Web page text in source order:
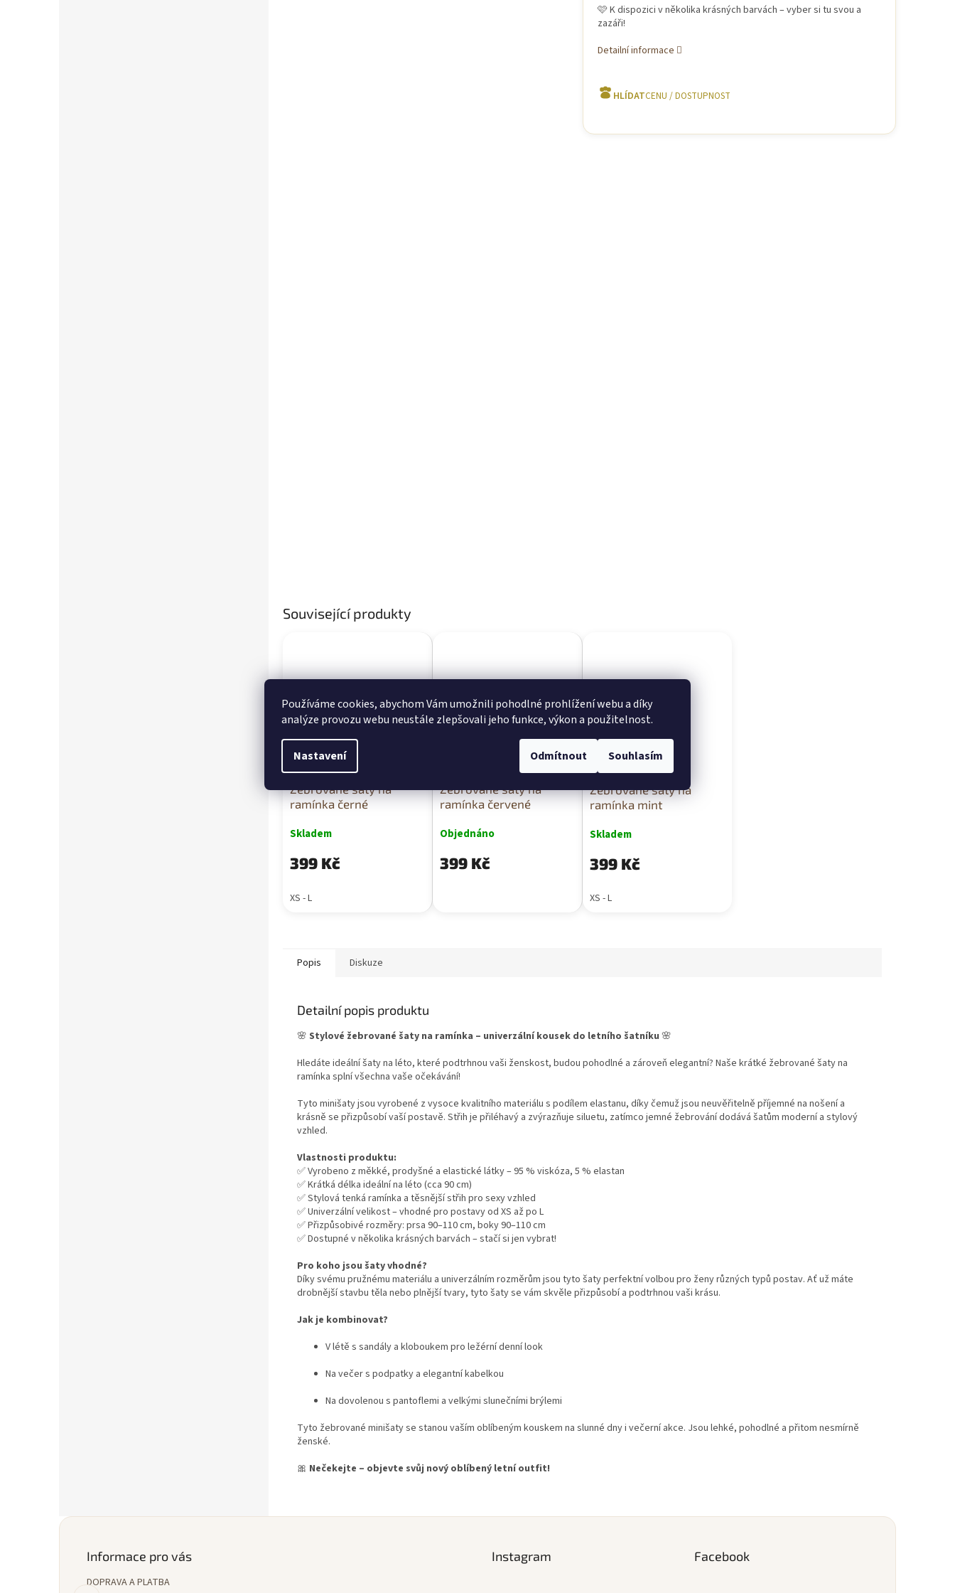
Používáme cookies, abychom Vám umožnili pohodlné prohlížení webu a díky
analýze provozu webu neustále zlepšovali jeho funkce, výkon a použitelnost.
Nastavení Odmítnout Souhlasím
🩷 K dispozici v několika krásných barvách – vyber si tu svou a
zazáři!
Detailní informace
HLÍDAT
Související produkty
Žebrované šaty na
ramínka černé
Skladem
399 Kč
XS - L
Žebrované šaty na
ramínka červené
Objednáno
399 Kč
Žebrované šaty na
ramínka mint
Skladem
399 Kč
XS - L
Popis Diskuze
Detailní popis produktu
🌸 Stylové žebrované šaty na ramínka – univerzální kousek do letního šatníku 🌸
Hledáte ideální šaty na léto, které podtrhnou vaši ženskost, budou pohodlné a zároveň elegantní? Naše krátké žebrované šaty na
ramínka splní všechna vaše očekávání!
Tyto minišaty jsou vyrobené z vysoce kvalitního materiálu s podílem elastanu, díky čemuž jsou neuvěřitelně příjemné na nošení a
krásně se přizpůsobí vaší postavě. Střih je přiléhavý a zvýrazňuje siluetu, zatímco jemné žebrování dodává šatům moderní a stylový
vzhled.
Vlastnosti produktu:
✅ Vyrobeno z měkké, prodyšné a elastické látky – 95 % viskóza, 5 % elastan
✅ Krátká délka ideální na léto (cca 90 cm)
✅ Stylová tenká ramínka a těsnější střih pro sexy vzhled
✅ Univerzální velikost – vhodné pro postavy od XS až po L
✅ Přizpůsobivé rozměry: prsa 90–110 cm, boky 90–110 cm
✅ Dostupné v několika krásných barvách – stačí si jen vybrat!
Pro koho jsou šaty vhodné?
Díky svému pružnému materiálu a univerzálním rozměrům jsou tyto šaty perfektní volbou pro ženy různých typů postav. Ať už máte
drobnější stavbu těla nebo plnější tvary, tyto šaty se vám skvěle přizpůsobí a podtrhnou vaši krásu.
Jak je kombinovat?
V létě s sandály a kloboukem pro ležérní denní look
Na večer s podpatky a elegantní kabelkou
Na dovolenou s pantoflemi a velkými slunečními brýlemi
Tyto žebrované minišaty se stanou vaším oblíbeným kouskem na slunné dny i večerní akce. Jsou lehké, pohodlné a přitom nesmírně
ženské.
🎀 Nečekejte – objevte svůj nový oblíbený letní outfit!
Informace pro vás
DOPRAVA A PLATBA
Instagram Facebook